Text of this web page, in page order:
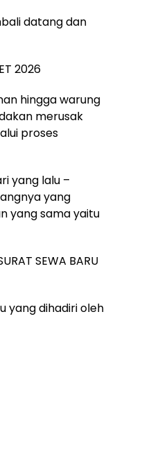
datang dan
2026
hingga warung
merusak
proses
yang lalu –
yang
yang sama yaitu
SEWA BARU
yang dihadiri oleh